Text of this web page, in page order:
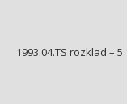
1993.04.TS rozklad – 5